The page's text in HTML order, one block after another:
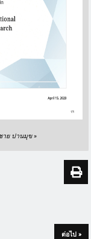
าย ปานมุข»
ต่อไป »